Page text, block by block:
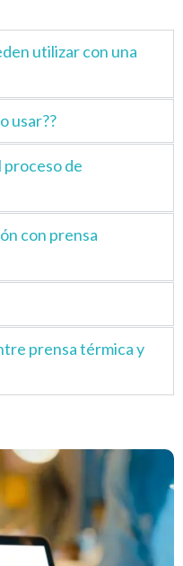
utilizar con una
usar??
proceso de
con prensa
prensa térmica y